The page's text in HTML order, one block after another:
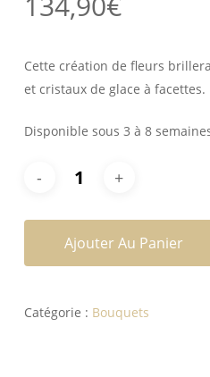
Cette création de fleurs
et cristaux de glace à facettes.
Disponible sous 3 à 8
Ajouter Au Panier
Catégorie : Bouquets